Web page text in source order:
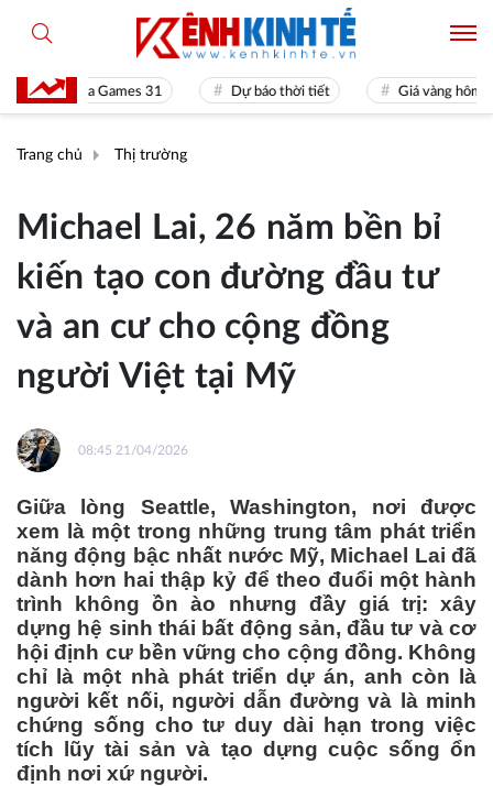
Sea Games 31 Dự báo thời tiết Giá vàng hôm nay
Trang chủ Thị trường
Michael Lai, 26 năm bền bỉ
kiến tạo con đường đầu tư
và an cư cho cộng đồng
người Việt tại Mỹ
08:45 21/04/2026
Giữa lòng Seattle, Washington, nơi được
xem là một trong những trung tâm phát triển
năng động bậc nhất nước Mỹ, Michael Lai đã
dành hơn hai thập kỷ để theo đuổi một hành
trình không ồn ào nhưng đầy giá trị: xây
dựng hệ sinh thái bất động sản, đầu tư và cơ
hội định cư bền vững cho cộng đồng. Không
chỉ là một nhà phát triển dự án, anh còn là
người kết nối, người dẫn đường và là minh
chứng sống cho tư duy dài hạn trong việc
tích lũy tài sản và tạo dựng cuộc sống ổn
định nơi xứ người.